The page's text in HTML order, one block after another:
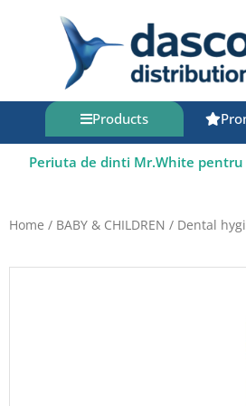
Products
Periuta de dinti Mr.White
Home / BABY & CHILDREN / Dental